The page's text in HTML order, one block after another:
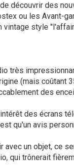
découvrir des
ou les Avant-
vintage style
très
(mais coûtant
des
des écrans
qu'un avis
avec un objet, ce
qui trônerait